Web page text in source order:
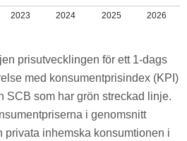
2023 2024 2025 2026
prisutvecklingen för ett 1-dags
med konsumentprisindex (KPI)
SCB som har grön streckad linje.
i genomsnitt
privata inhemska konsumtionen i